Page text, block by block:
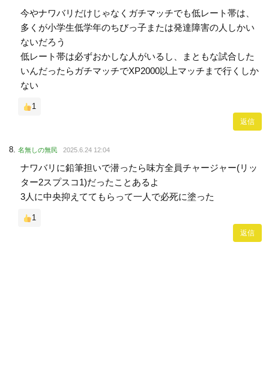
今やナワバリだけじゃなくガチマッチでも低レート帯は、
多くが小学生低学年のちびっ子または発達障害の人しかい
ないだろう
低レート帯は必ずおかしな人がいるし、まともな試合した
いんだったらガチマッチでXP2000以上マッチまで行くしか
ない
1
返信
名無しの無民 2025.6.24 12:04
ナワバリに鉛筆担いで潜ったら味方全員チャージャー(リッ
ター2スプスコ1)だったことあるよ
3人に中央抑えててもらって一人で必死に塗った
1
返信